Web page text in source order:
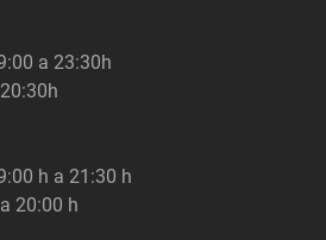
a 23:30h
h a 21:30 h
20:00 h